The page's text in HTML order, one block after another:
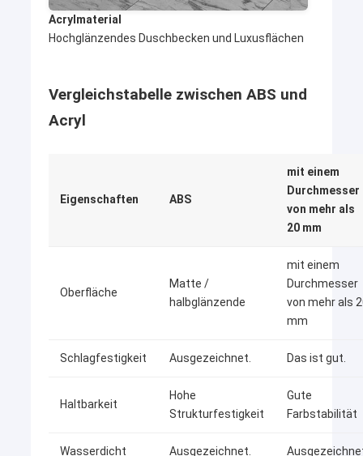
Zu Hause
Produkte
Acrylmaterial
Hochglänzendes Duschbecken und Luxusflächen
Vergleichstabelle zwischen ABS und
Acryl
Eigenschaften ABS
mit einem
Durchmesser
von mehr als
20 mm
Oberfläche
Matte /
halbglänzende
mit einem
Durchmesser
von mehr als
mm
Schlagfestigkeit Ausgezeichnet. Das ist gut.
Haltbarkeit
Hohe
Strukturfestigkeit
Gute
Farbstabilität
Wasserdicht Ausgezeichnet.
AIDELE, im Jahre 2002 gegründet, ist eine hervorragende
Duschkabinen, Duscheinschließungen, Dampfbäder,